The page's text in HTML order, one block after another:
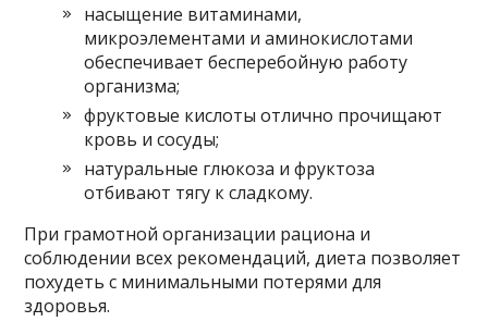
насыщение витаминами,
микроэлементами и аминокислотами
обеспечивает бесперебойную работу
организма;
фруктовые кислоты отлично прочищают
кровь и сосуды;
натуральные глюкоза и фруктоза
отбивают тягу к сладкому.
При грамотной организации рациона и
соблюдении всех рекомендаций, диета позволяет
похудеть с минимальными потерями для
здоровья.